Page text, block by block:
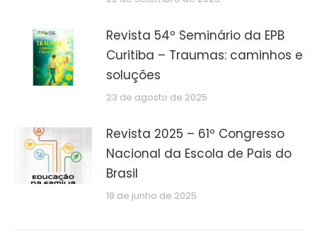
Revista 54º Seminário da EPB
Curitiba – Traumas: caminhos e
soluções
23 de agosto de 2025
Revista 2025 – 61º Congresso
Nacional da Escola de Pais do
Brasil
18 de junho de 2025